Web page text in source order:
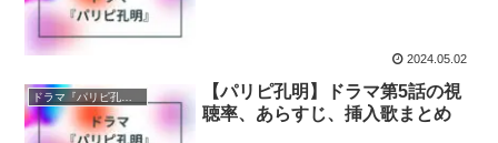
2024.05.02
【パリピ孔明】ドラマ第5話の視
聴率、あらすじ、挿入歌まとめ